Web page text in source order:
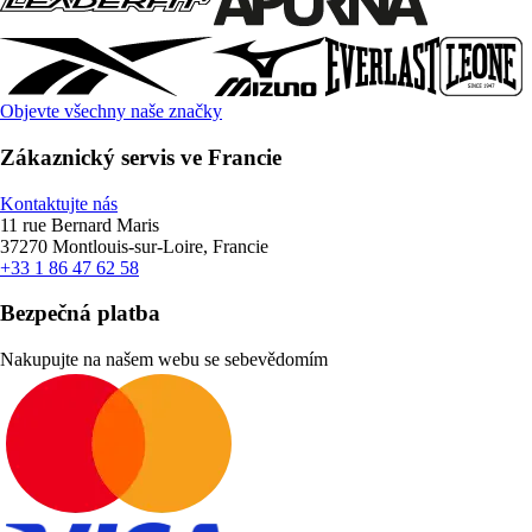
Objevte všechny naše značky
Zákaznický servis ve Francie
Kontaktujte nás
11 rue Bernard Maris
37270 Montlouis-sur-Loire, Francie
+33 1 86 47 62 58
Bezpečná platba
Nakupujte na našem webu se sebevědomím